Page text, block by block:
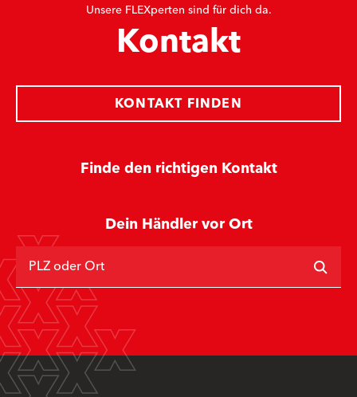
Unsere FLEXperten sind für dich da.
Kontakt
Finde den richtigen Kontakt
KONTAKT FINDEN
Dein Händler vor Ort
PLZ oder Ort